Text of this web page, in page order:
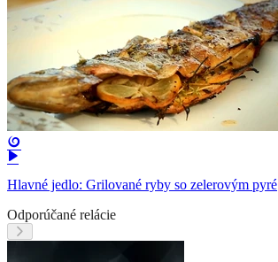
Hlavné jedlo: Grilované ryby so zelerovým pyré
Odporúčané relácie